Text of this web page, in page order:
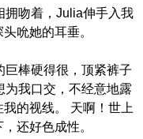
拥吻着，Julia伸手入我
吮她的耳垂。
棒硬得很，顶紧裤子
我口交，不经意地露
的视线。 天啊！世上
还好色成性。